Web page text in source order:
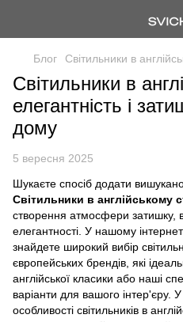
Блог Світильники в
Світильники в
елегантність і
дому
5 вересня 2025
Шукаєте спосіб додати
Світильники в англійському
створення атмосфери затишку,
елегантності. У нашому
знайдете широкий вибір
європейських брендів, які
англійської класики або наші
варіанти для вашого інтер'єру.
особливості світильників в